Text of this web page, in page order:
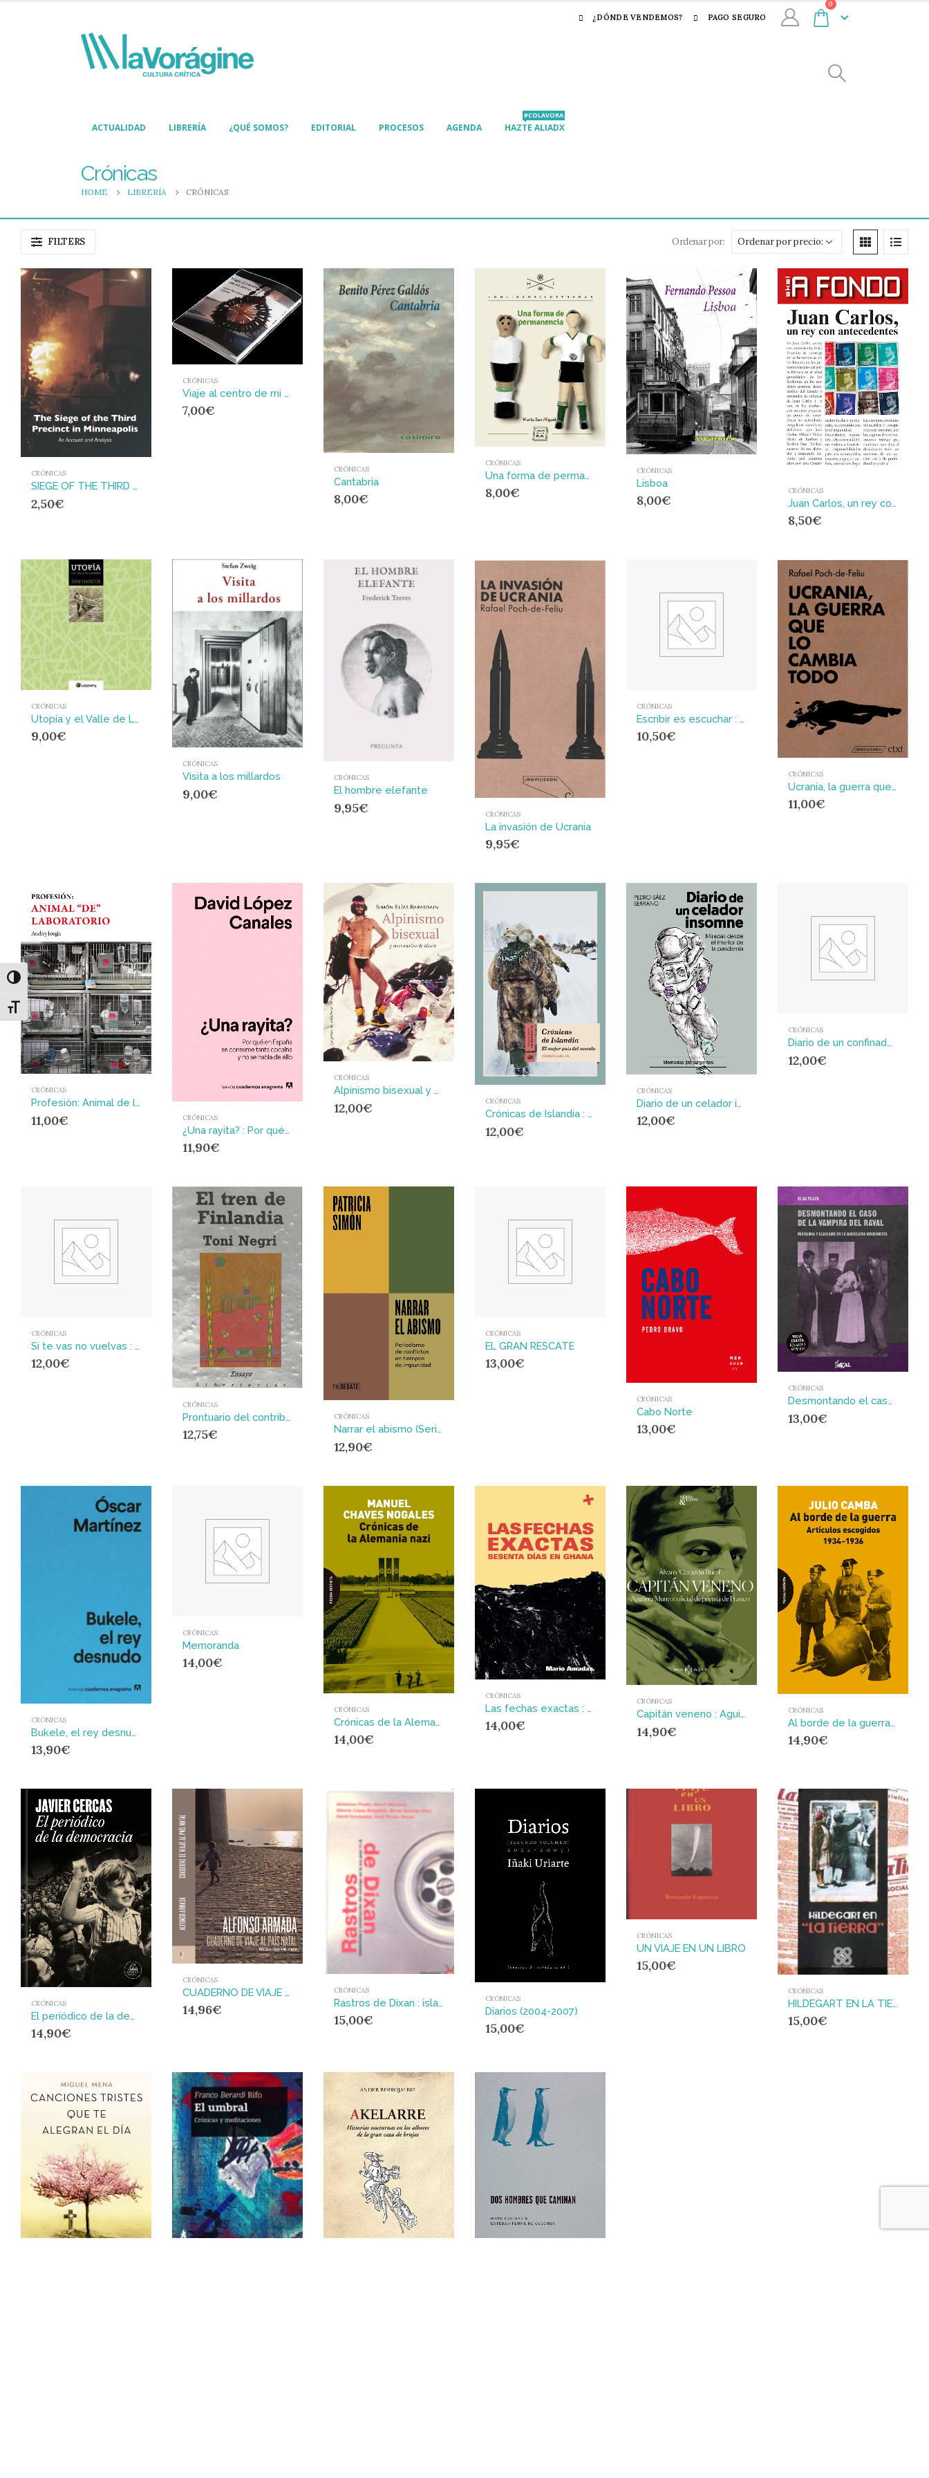
Alternar alto contraste
Alternar tamaño de letra
¿DÓNDE VENDEMOS? PAGO SEGURO
0
ACTUALIDAD LIBRERÍA ¿QUÉ SOMOS? EDITORIAL PROCESOS AGENDA HAZTE ALIADX
#COLAVORA
Crónicas
HOME LIBRERÍA CRÓNICAS
FILTERS Ordenar por:
CRÓNICAS
SIEGE OF THE THIRD PRECINCT IN MINNEAPOLIS, THE : An Account and Analysis
2,50€
CRÓNICAS
Viaje al centro de mi tierra
7,00€
CRÓNICAS
Cantabria
8,00€
CRÓNICAS
Una forma de permanencia
8,00€
CRÓNICAS
Lisboa
8,00€
CRÓNICAS
Juan Carlos, un rey con antecedentes
8,50€
CRÓNICAS
Utopía y el Valle de Lágrimas
9,00€
CRÓNICAS
Visita a los millardos
9,00€
CRÓNICAS
El hombre elefante
9,95€ CRÓNICAS
La invasión de Ucrania
9,95€
CRÓNICAS
Escribir es escuchar : Rodolfo Walsh reportero en Chile
10,50€
CRÓNICAS
Ucrania, la guerra que lo cambia todo
11,00€
CRÓNICAS
Profesión: Animal de laboratorio
11,00€ CRÓNICAS
¿Una rayita? : Por qué en España se consume tanta cocaína y no se habla de ello
11,90€
CRÓNICAS
Alpinismo bisexual y otros escritos de altura
12,00€ CRÓNICAS
Crónicas de Islandia : El mejor país del mundo
12,00€
CRÓNICAS
Diario de un celador insomne : Miradas desde el interior de la pandemia
12,00€
CRÓNICAS
Diario de un confinado en Olavide
12,00€
CRÓNICAS
Si te vas no vuelvas : 30 años de vida il·legal y clandestina
12,00€
CRÓNICAS
Prontuario del contribuyente, 1999
12,75€
CRÓNICAS
Narrar el abismo (Serie ENDEBATE) : Periodismo de conflictos en tiempos de impunidad
12,90€
CRÓNICAS
EL GRAN RESCATE
13,00€
CRÓNICAS
Cabo Norte
13,00€
CRÓNICAS
Desmontando el caso de la vampira del Raval : Misoginia y clasismo en la Barcelona modernista
13,00€
CRÓNICAS
Bukele, el rey desnudo
13,90€
CRÓNICAS
Memoranda
14,00€
CRÓNICAS
Crónicas de la Alemania nazi : Cómo se vive en los países de régimen fascista
14,00€
CRÓNICAS
Las fechas exactas : Sesenta días en Ghana
14,00€
CRÓNICAS
Capitán veneno : Aguilera Munro: oficial de prensa de Franco
14,90€
CRÓNICAS
Al borde de la guerra : Artículos escogidos: 1934-1936
14,90€
CRÓNICAS
El periódico de la democracia
14,90€
CRÓNICAS
CUADERNO DE VIAJE AL PAIS NATAL
14,96€
CRÓNICAS
Rastros de Dixan : islamofobia y construcción del enemigo en la era post 11-S
15,00€
CRÓNICAS
Diarios (2004-2007)
15,00€
CRÓNICAS
UN VIAJE EN UN LIBRO
15,00€
CRÓNICAS
HILDEGART EN LA TIERRA
15,00€